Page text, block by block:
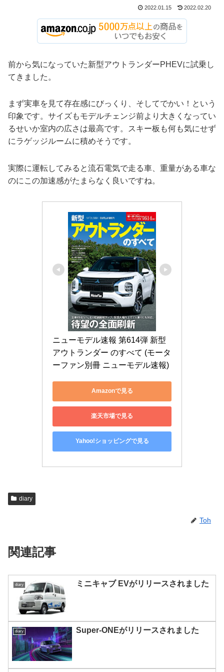
2022.01.15 2022.02.20
前から気になっていた新型アウトランダーPHEVに試乗し
てきました。
まず実車を見て存在感にびっくり、そしてでかい！という
印象です。サイズもモデルチェンジ前より大きくなってい
るせいか室内の広さは最高です。スキー板も何も気にせず
にラゲッジルームに積めそうです。
実際に運転してみると流石電気で走る車、重量がある車な
のにこの加速感がたまらなく良いですね。
ニューモデル速報 第614弾 新型
アウトランダー のすべて (モータ
ーファン別冊 ニューモデル速報)
Amazonで見る
楽天市場で見る
Yahoo!ショッピングで見る
diary
Toh
関連記事
diary ミニキャブ EVがリリースされました
diary Super-ONEがリリースされました